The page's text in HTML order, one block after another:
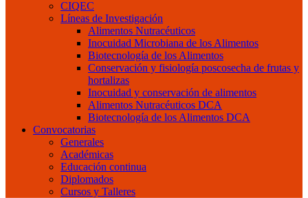
CIQEC
Líneas de Investigación
Alimentos Nutracéuticos
Inocuidad Microbiana de los Alimentos
Biotecnología de los Alimentos
Conservación y fisiología poscosecha de frutas y
hortalizas
Inocuidad y conservación de alimentos
Alimentos Nutracéuticos DCA
Biotecnología de los Alimentos DCA
Convocatorias
Generales
Académicas
Educación continua
Diplomados
Cursos y Talleres